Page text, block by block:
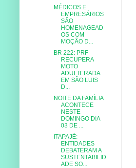
MÉDICOS E
EMPRESÁRIOS
SÃO
HOMENAGEAD
OS COM
MOÇÃO D...
BR 222: PRF
RECUPERA
MOTO
ADULTERADA
EM SÃO LUIS
D...
NOITE DA FAMÍLIA
ACONTECE
NESTE
DOMINGO DIA
03 DE ...
ITAPAJÉ:
ENTIDADES
DEBATERAM A
SUSTENTABILID
ADE SO...